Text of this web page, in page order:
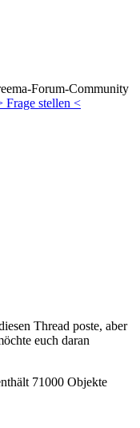
Forum-Community
Frage stellen <
Thread poste, aber
euch daran
71000 Objekte